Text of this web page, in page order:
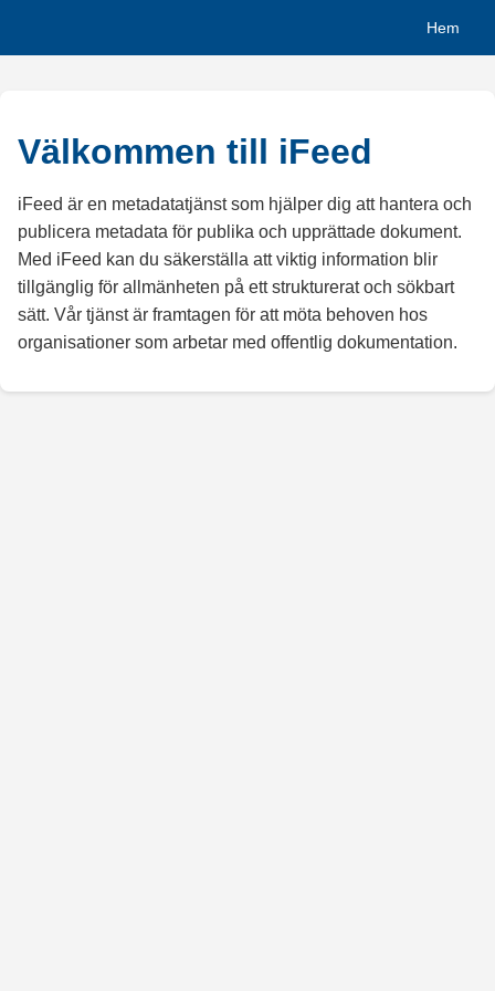
Hem
Välkommen till iFeed
iFeed är en metadatatjänst som hjälper dig att hantera och
publicera metadata för publika och upprättade dokument.
Med iFeed kan du säkerställa att viktig information blir
tillgänglig för allmänheten på ett strukturerat och sökbart
sätt. Vår tjänst är framtagen för att möta behoven hos
organisationer som arbetar med offentlig dokumentation.